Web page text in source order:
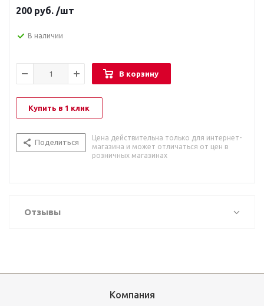
200 руб. /шт
В наличии
В корзину
Купить в 1 клик
Поделиться
Цена действительна только для интернет-
магазина и может отличаться от цен в
розничных магазинах
Отзывы
Компания